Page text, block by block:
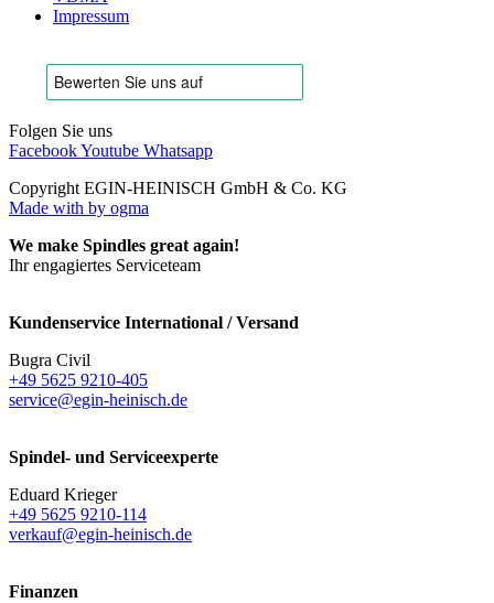
Impressum
Folgen Sie uns
FacebookYoutube Whatsapp
Copyright EGIN-HEINISCH GmbH & Co. KG
Made with by ogma
We make Spindles great again!
Ihr engagiertes Serviceteam
Kundenservice International / Versand
Bugra Civil
+49 5625 9210-405
service@egin-heinisch.de
Spindel- und Serviceexperte
Eduard Krieger
+49 5625 9210-114
verkauf@egin-heinisch.de
Finanzen